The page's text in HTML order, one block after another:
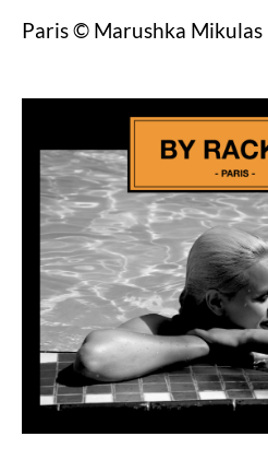
Paris © Marushka Mikulas